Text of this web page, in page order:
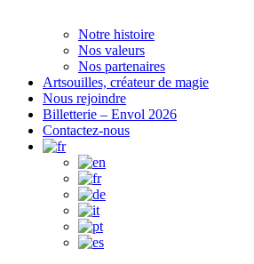
Notre histoire
Nos valeurs
Nos partenaires
Artsouilles, créateur de magie
Nous rejoindre
Billetterie – Envol 2026
Contactez-nous